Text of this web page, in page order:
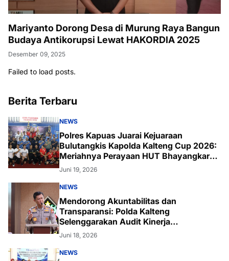
Mariyanto Dorong Desa di Murung Raya Bangun
Budaya Antikorupsi Lewat HAKORDIA 2025
Desember 09, 2025
Failed to load posts.
Berita Terbaru
NEWS
Polres Kapuas Juarai Kejuaraan
Bulutangkis Kapolda Kalteng Cup 2026:
Meriahnya Perayaan HUT Bhayangkara
ke-80 di Palangka Raya
Juni 19, 2026
NEWS
Mendorong Akuntabilitas dan
Transparansi: Polda Kalteng
Selenggarakan Audit Kinerja
Komprehensif Bersama Itwasum Polri
Juni 18, 2026
NEWS